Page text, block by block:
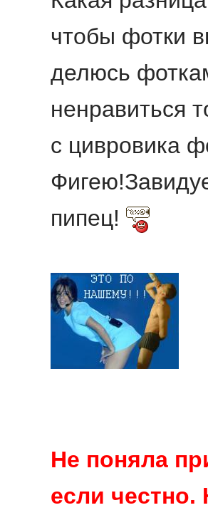
чтобы фотки
делюсь
ненравиться
с цивровика
пипец!
Не поняла
если честно.